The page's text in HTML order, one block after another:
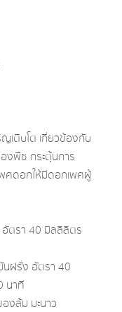
เติบโต เกี่ยวข้องกับ
งพืช กระตุ้นการ
ศดอกให้มีดอกเพศผู้
อัตรา 40 มิลลิลิตร
นฝรั่ง อัตรา 40
นาที
งส้ม มะนาว